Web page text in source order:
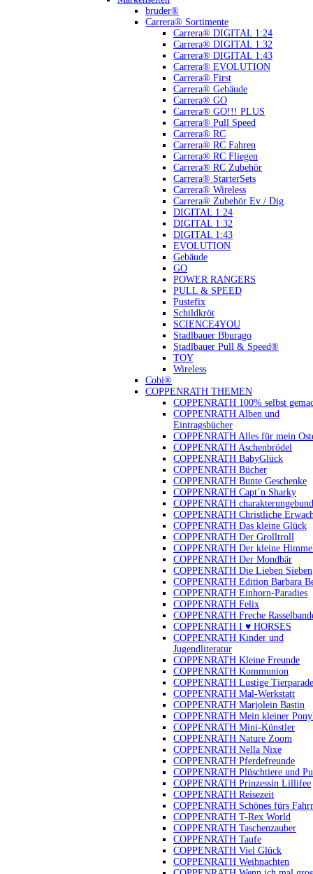
bruder®
Carrera® Sortimente
Carrera® DIGITAL 1:24
Carrera® DIGITAL 1:32
Carrera® DIGITAL 1:43
Carrera® EVOLUTION
Carrera® First
Carrera® Gebäude
Carrera® GO
Carrera® GO!!! PLUS
Carrera® Pull Speed
Carrera® RC
Carrera® RC Fahren
Carrera® RC Fliegen
Carrera® RC Zubehör
Carrera® StarterSets
Carrera® Wireless
Carrera® Zubehör Ev / Dig
DIGITAL 1:24
DIGITAL 1:32
DIGITAL 1:43
EVOLUTION
Gebäude
GO
POWER RANGERS
PULL & SPEED
Pustefix
Schildkröt
SCIENCE4YOU
Stadlbauer Bburago
Stadlbauer Pull & Speed®
TOY
Wireless
Cobi®
COPPENRATH THEMEN
COPPENRATH 100% selbst
COPPENRATH Alben und
Eintragsbücher
COPPENRATH Alles für mein
COPPENRATH Aschenbrödel
COPPENRATH BabyGlück
COPPENRATH Bücher
COPPENRATH Bunte Geschenke
COPPENRATH Capt´n Sharky
COPPENRATH
COPPENRATH Christliche
COPPENRATH Das kleine Glück
COPPENRATH Der Grolltroll
COPPENRATH Der kleine
COPPENRATH Der Mondbär
COPPENRATH Die Lieben Sieben
COPPENRATH Edition Barbara
COPPENRATH Einhorn-Paradies
COPPENRATH Felix
COPPENRATH Freche
COPPENRATH I ♥ HORSES
COPPENRATH Kinder und
Jugendliteratur
COPPENRATH Kleine Freunde
COPPENRATH Kommunion
COPPENRATH Lustige Tierparade
COPPENRATH Mal-Werkstatt
COPPENRATH Marjolein Bastin
COPPENRATH Mein kleiner
COPPENRATH Mini-Künstler
COPPENRATH Nature Zoom
COPPENRATH Nella Nixe
COPPENRATH Pferdefreunde
COPPENRATH Plüschtiere und
COPPENRATH Prinzessin Lillifee
COPPENRATH Reisezeit
COPPENRATH Schönes fürs
COPPENRATH T-Rex World
COPPENRATH Taschenzauber
COPPENRATH Taufe
COPPENRATH Viel Glück
COPPENRATH Weihnachten